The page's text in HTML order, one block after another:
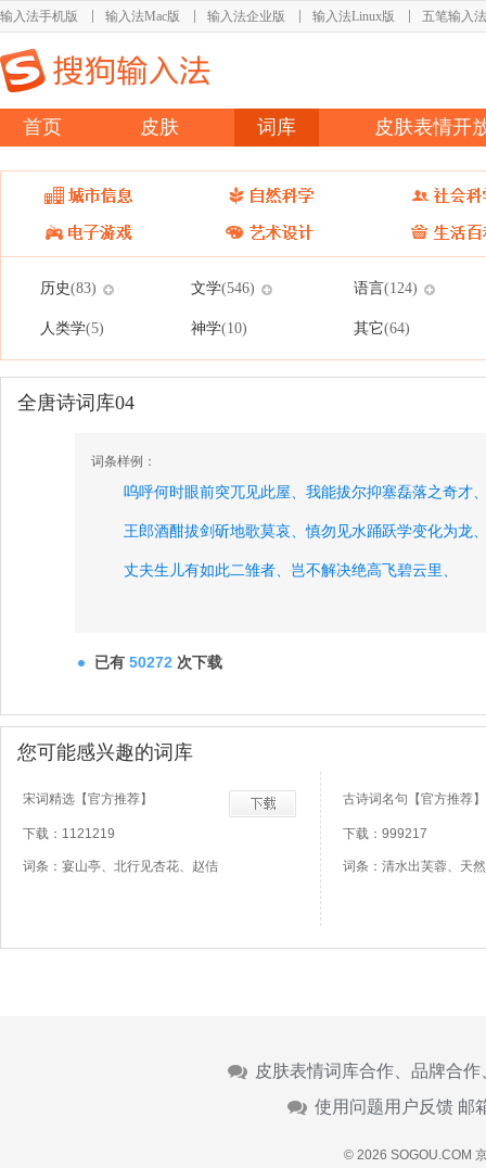
输入法手机版 输入法Mac版 输入法企业版 输入法Linux版 五笔输入法
首页 皮肤 词库 皮肤表情开
历史(83) 文学(546) 语言(124)
人类学(5) 神学(10) 其它(64)
全唐诗词库04
词条样例：
呜呼何时眼前突兀见此屋、 我能拔尔抑塞磊落之奇才
王郎酒酣拔剑斫地歌莫哀、慎勿见水踊跃学变化为龙
丈夫生儿有如此二雏者、 岂不解决绝高飞碧云里、
君不见走马川行雪海边、君不见张芝昔日称独贤、
君不见渔阳八月塞草腓、
君不见潇湘之山衡山高、 君不见三峰直上五千仞、
已有 50272 次下载
您可能感兴趣的词库
宋词精选【官方推荐】
下载：1121219
词条：宴山亭、北行见杏花、赵佶
古诗词名句【官方推荐】
下载：999217
词条：清水出芙蓉、天
皮肤表情词库合作、品牌合
使用问题用户反馈 邮
© 2026 SOGOU.COM